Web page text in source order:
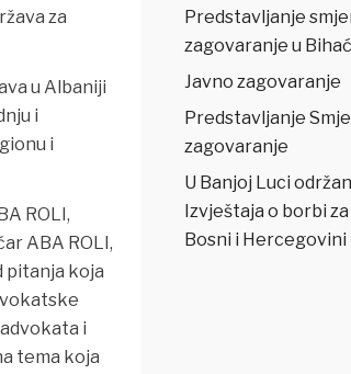
za
u Albaniji
i
i
ROLI,
ABA ROLI,
pitanja koja
i
tema koja
Predstavljanje
zagovaranje u
Javno zagovaranje
Predstavljanje
zagovaranje
U Banjoj Luci
Izvještaja o borbi
Bosni i Hercegovini